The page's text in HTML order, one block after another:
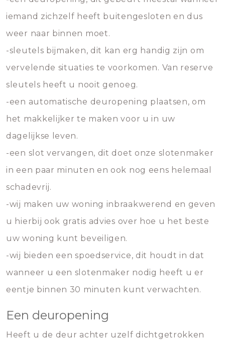
iemand zichzelf heeft buitengesloten en dus
weer naar binnen moet.
-sleutels bijmaken, dit kan erg handig zijn om
vervelende situaties te voorkomen. Van reserve
sleutels heeft u nooit genoeg.
-een automatische deuropening plaatsen, om
het makkelijker te maken voor u in uw
dagelijkse leven.
-een slot vervangen, dit doet onze slotenmaker
in een paar minuten en ook nog eens helemaal
schadevrij.
-wij maken uw woning inbraakwerend en geven
u hierbij ook gratis advies over hoe u het beste
uw woning kunt beveiligen.
-wij bieden een spoedservice, dit houdt in dat
wanneer u een slotenmaker nodig heeft u er
eentje binnen 30 minuten kunt verwachten.
Een deuropening
Heeft u de deur achter uzelf dichtgetrokken